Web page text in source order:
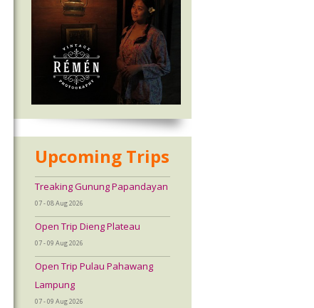
Upcoming Trips
Treaking Gunung Papandayan
07 - 08 Aug 2026
Open Trip Dieng Plateau
07 - 09 Aug 2026
Open Trip Pulau Pahawang
Lampung
07 - 09 Aug 2026